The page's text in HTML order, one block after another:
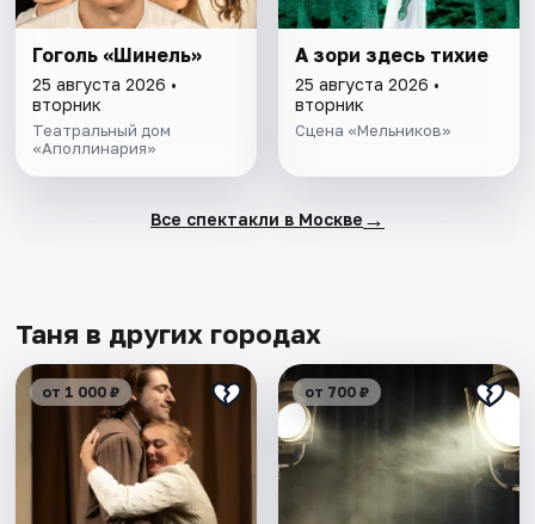
Гоголь «Шинель»
25 августа 2026 •
вторник
Театральный дом
«Аполлинария»
А зори здесь тихие
25 августа 2026 •
вторник
Сцена «Мельников»
Все спектакли в Москве →
Таня в других городах
от 1 000 ₽ от 700 ₽